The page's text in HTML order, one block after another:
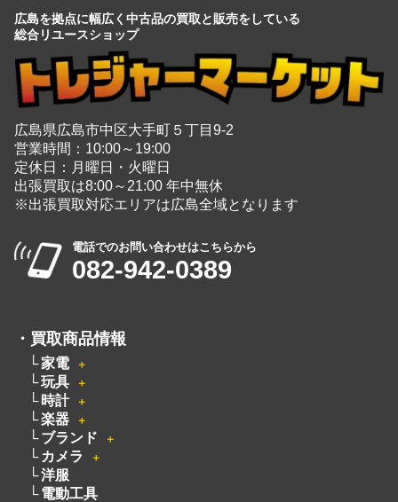
広島を拠点に幅広く中古品の買取と販売をしている
総合リユースショップ
広島県広島市中区大手町５丁目9-2
営業時間：10:00～19:00
定休日：月曜日・火曜日
出張買取は8:00～21:00 年中無休
※出張買取対応エリアは広島全域となります
電話でのお問い合わせはこちらから
082-942-0389
・ 買取商品情報
家電 ＋
玩具 ＋
時計 ＋
楽器 ＋
ブランド ＋
カメラ ＋
洋服
電動工具